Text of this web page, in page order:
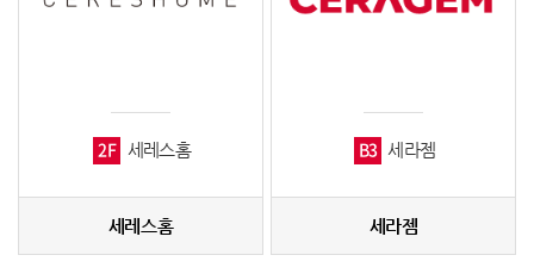
2F 세레스홈
세레스홈
B3 세라젬
세라젬